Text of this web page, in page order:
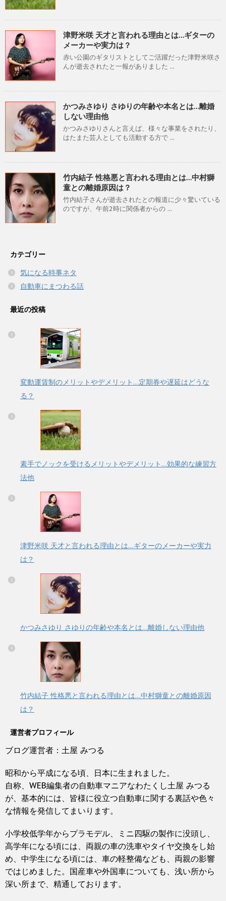
津野米咲 天才と言われる理由とは…ギターの
メーカーや実力は？
赤い公園のギタリストとしてご活躍だった津野米咲さ
んが逝去されたと一報がありました ...
かつみさゆり さゆりの年齢や本名とは…離婚
しない理由他
かつみさゆりさんと言えば、様々な事業をされたり、
はたまた芸人としても活動する方で ...
竹内結子 性格悪と言われる理由とは…中村獅
童との離婚原因は？
竹内結子さんが逝去されたとの報道に少々驚いている
のですが、午前2時に関係者からの ...
カテゴリー
気になる時事ネタ
自動車にまつわる話
最近の投稿
変動運賃制のメリットやデメリット…定期券や遅延はどうな
る？
素手でノックを受けるメリットやデメリット…効果的な練習方
法他
津野米咲 天才と言われる理由とは…ギターのメーカーや実力
は？
かつみさゆり さゆりの年齢や本名とは…離婚しない理由他
竹内結子 性格悪と言われる理由とは…中村獅童との離婚原因
は？
運営者プロフィール
ブログ運営者：土屋 みつる
昭和から平成になる頃、日本に生まれました。
自称、WEB編集者の自動車マニアなわたくし土屋 みつる
が、基本的には、皆様に役立つ自動車に関する裏話や色々
な情報を発信してまいります。
小学校低学年からプラモデル、ミニ四駆の製作に没頭し、
高学年になる頃には、両親の車の洗車やタイヤ交換をし始
め、中学生になる頃には、車の軽整備なども、両親の影響
ではじめました。国産車や外国車についても、浅い所から
深い所まで、精通しております。